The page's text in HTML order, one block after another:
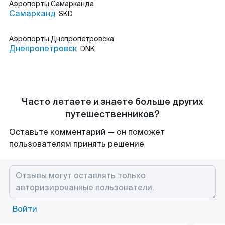
Аэропорты Самарканда
Самарканд SKD
Аэропорты Днепропетровска
Днепропетровск DNK
Часто летаете и знаете больше других
путешественников?
Оставьте комментарий — он поможет
пользователям принять решение
Войти